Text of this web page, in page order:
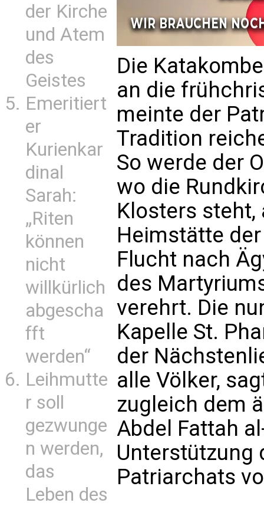
der Kirche
und Atem
des
Geistes
Emeritiert
er
Kurienkar
dinal
Sarah:
„Riten
können
nicht
willkürlich
abgescha
fft
werden“
Leihmutte
r soll
gezwunge
n werden,
das
Leben des
Die
an die
meinte der
Tradition
So werde der
wo die
Klosters steht,
Heimstätte
Flucht nach
des
verehrt. Die
Kapelle St.
der
alle Völker,
zugleich dem
Abdel Fattah
Unterstützung
Patriarchats